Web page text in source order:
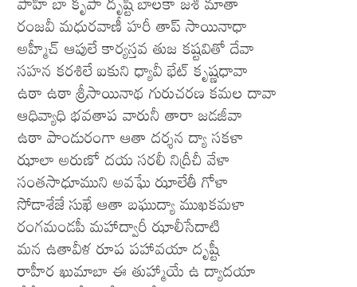
రంజవీ మధురవాణీ హరీ తాప్ సాయినాధా
అహ్మీచ్ ఆపులే కార్యస్తవ తుజ కష్టవితో దేవా
సహన కరశిలే ఐకుని ధ్యావీ భేట్ కృష్ణధావా
ఉఠా ఉఠా శ్రీసాయినాథ గురుచరణ కమల దావా
ఆధివ్యాధి భవతాప వారునీ తారా జడజీవా
ఉఠా పాండురంగా ఆతా దర్శన ద్యా సకళా
ఝాలా అరుణో దయ సరలీ నిద్రీచీ వేళా
సంతసాధూముని అవఘే ఝాలేతీ గోళా
సోడాశేజే సుఖే ఆతా బఘుద్యా ముఖకమళా
రంగమండపీ మహాద్వారీ ఝాలీసేదాటి
మన ఉతావీళ రూప పహావయా దృష్టీ
రాహీర ఖుమాబా ఈ తుహ్మాయే ఉ ద్యాదయా